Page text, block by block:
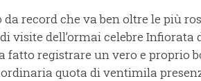
da record che va ben oltre le più
visite dell’ormai celebre
fatto registrare un vero e proprio
quota di ventimila